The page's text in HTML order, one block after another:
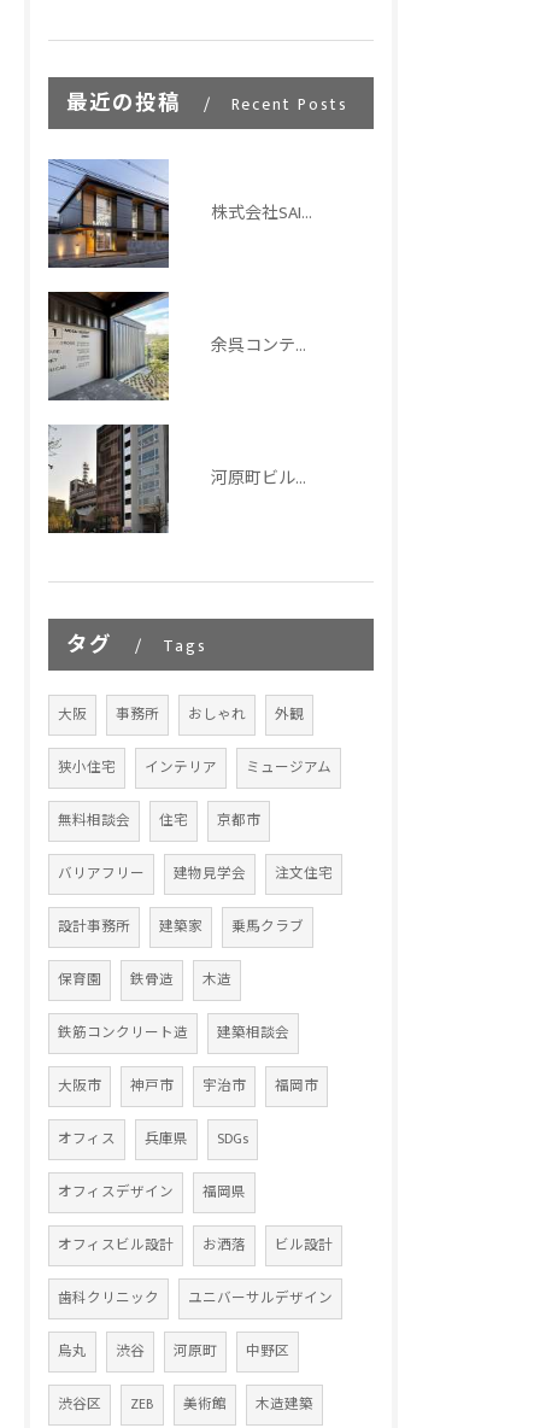
最近の投稿 Recent Posts
株式会社SAITO稲荷新社屋
余呉コンテナハウス｜ISOコンテナを活用した滋賀の宿泊施設設計
河原町ビルディング｜京都市_オフィスビル設計
タグ Tags
大阪 事務所 おしゃれ 外観
狭小住宅 インテリア ミュージアム
無料相談会 住宅 京都市
バリアフリー 建物見学会 注文住宅
設計事務所 建築家 乗馬クラブ
保育園 鉄骨造 木造
鉄筋コンクリート造 建築相談会
大阪市 神戸市 宇治市 福岡市
オフィス 兵庫県 SDGs
オフィスデザイン 福岡県
オフィスビル設計 お洒落 ビル設計
歯科クリニック ユニバーサルデザイン
烏丸 渋谷 河原町 中野区
渋谷区 ZEB 美術館 木造建築